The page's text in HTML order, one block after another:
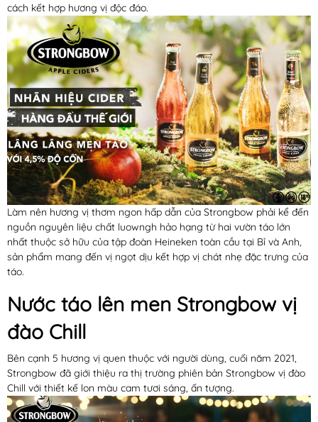
cách kết hợp hương vị độc đáo.
Làm nên hương vị thơm ngon hấp dẫn của Strongbow phải kể đến
nguồn nguyên liệu chất luowngh hảo hạng từ hai vườn táo lớn
nhất thuộc sở hữu của tập đoàn Heineken toàn cầu tại Bỉ và Anh,
sản phẩm mang đến vị ngọt dịu kết hợp vị chát nhẹ đặc trưng của
táo.
Nước táo lên men Strongbow vị
đào Chill
Bên cạnh 5 hương vị quen thuộc với người dùng, cuối năm 2021,
Strongbow đã giới thiệu ra thị trường phiên bản Strongbow vị đào
Chill với thiết kế lon màu cam tươi sáng, ấn tượng.